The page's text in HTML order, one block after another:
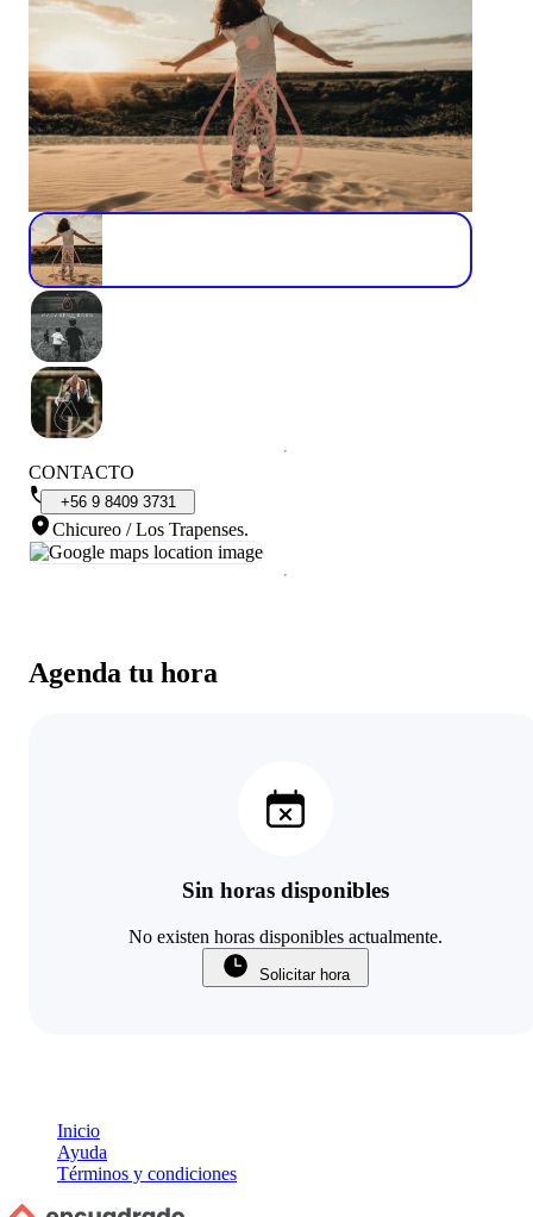
Agenda tu hora
Sin horas disponibles
No existen horas disponibles actualmente.
Solicitar hora
CONTACTO
+56 9 8409 3731
Chicureo / Los Trapenses.
Inicio
Ayuda
Términos y condiciones